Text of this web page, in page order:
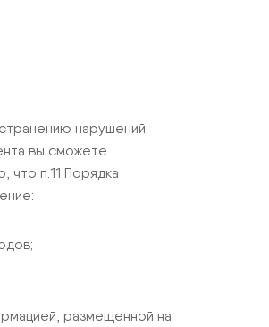
нарушений.
вы сможете
что п.11 Порядка
размещенной на